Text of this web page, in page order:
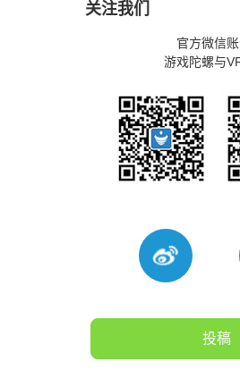
关注我们
官方微信
游戏陀螺与
投稿